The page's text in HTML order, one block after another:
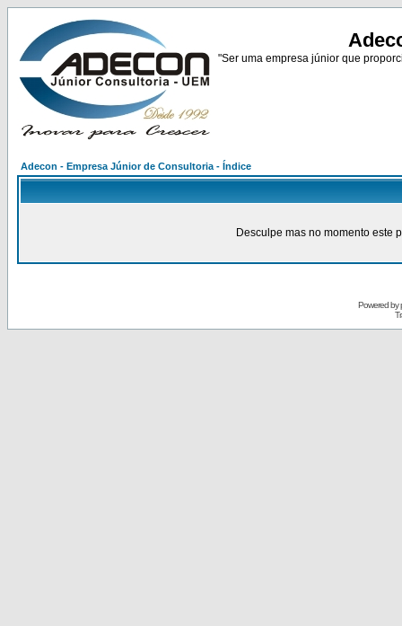
"Ser uma empresa júnior que
Adecon - Empresa Júnior de Consultoria - Índice
Desculpe mas no momento este
Powered by